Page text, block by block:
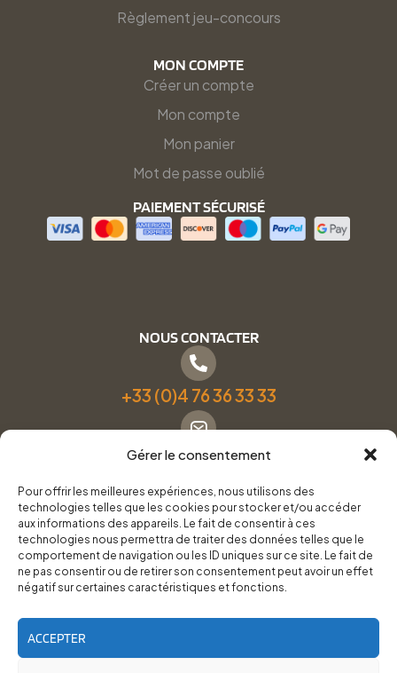
Gérer le consentement
Pour offrir les meilleures expériences, nous utilisons des
technologies telles que les cookies pour stocker et/ou accéder
aux informations des appareils. Le fait de consentir à ces
technologies nous permettra de traiter des données telles que le
comportement de navigation ou les ID uniques sur ce site. Le fait de
ne pas consentir ou de retirer son consentement peut avoir un effet
négatif sur certaines caractéristiques et fonctions.
ACCEPTER
Règlement jeu-concours
MON COMPTE
Créer un compte
Mon compte
Mon panier
Mot de passe oublié
PAIEMENT SÉCURISÉ
NOUS CONTACTER
+33 (0)4 76 36 33 33
Formulaire de contact
Pneus Services Loisirs - Garage Point S - 28 Bd Denfert
Rochereau, 38500 Voiron